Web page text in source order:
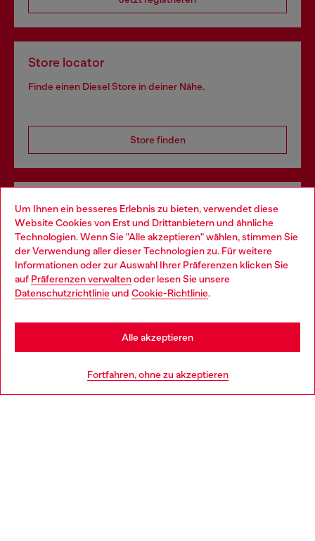
Um Ihnen ein besseres Erlebnis zu bieten, verwendet diese
Website Cookies von Erst und Drittanbietern und ähnliche
Technologien. Wenn Sie "Alle akzeptieren" wählen, stimmen Sie
der Verwendung aller dieser Technologien zu. Für weitere
Informationen oder zur Auswahl Ihrer Präferenzen klicken Sie
auf Präferenzen verwaltenoder lesen Sie unsere
Datenschutzrichtlinieund Cookie-Richtlinie.
Fortfahren, ohne zu akzeptieren
Alle akzeptieren
Store locator
Finde einen Diesel Store in deiner Nähe.
Store finden
Omnichannel-Services
Entdecke unser gesamtes Service-Angebot, online und
im Store.
Mehr erfahren
Choose your location
You are currently browsing Deutschland website, but it seems
you may be based in United States